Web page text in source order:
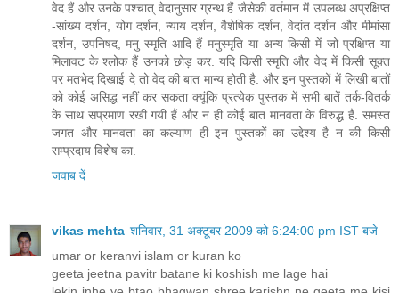
वेद हैं और उनके पश्चात् वेदानुसार ग्रन्थ हैं जैसेकी वर्तमान में उपलब्ध अप्रक्षिप्त
-सांख्य दर्शन, योग दर्शन, न्याय दर्शन, वैशेषिक दर्शन, वेदांत दर्शन और मीमांसा
दर्शन, उपनिषद, मनु स्मृति आदि हैं मनुस्मृति या अन्य किसी में जो प्रक्षिप्त या
मिलावट के श्लोक हैं उनको छोड़ कर. यदि किसी स्मृति और वेद में किसी सूक्त
पर मतभेद दिखाई दे तो वेद की बात मान्य होती है. और इन पुस्तकों में लिखी बातों
को कोई असिद्ध नहीं कर सकता क्यूंकि प्रत्येक पुस्तक में सभी बातें तर्क-वितर्क
के साथ सप्रमाण रखी गयी हैं और न ही कोई बात मानवता के विरुद्ध है. समस्त
जगत और मानवता का कल्याण ही इन पुस्तकों का उद्देश्य है न की किसी
सम्प्रदाय विशेष का.
जवाब दें
vikas mehta शनिवार, 31 अक्टूबर 2009 को 6:24:00 pm IST बजे
umar or keranvi islam or kuran ko
geeta jeetna pavitr batane ki koshish me lage hai